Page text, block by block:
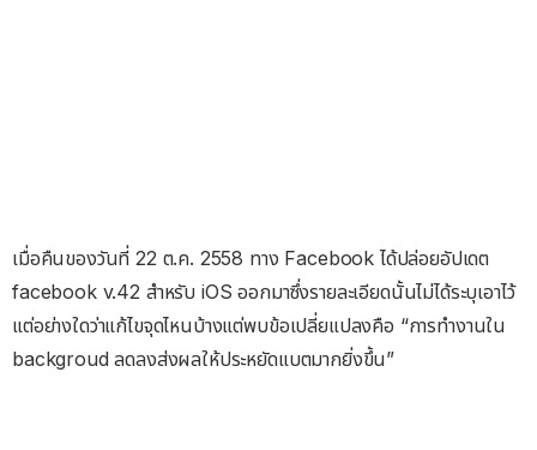
เมื่อคืนของวันที่ 22 ต.ค. 2558 ทาง Facebook ได้ปล่อยอัปเดต
facebook v.42 สำหรับ iOS ออกมาซึ่งรายละเอียดนั้นไม่ได้ระบุเอาไว้
แต่อย่างใดว่าแก้ไขจุดไหนบ้างแต่พบข้อเปลี่ยแปลงคือ “การทำงานใน
backgroud ลดลงส่งผลให้ประหยัดแบตมากยิ่งขึ้น”